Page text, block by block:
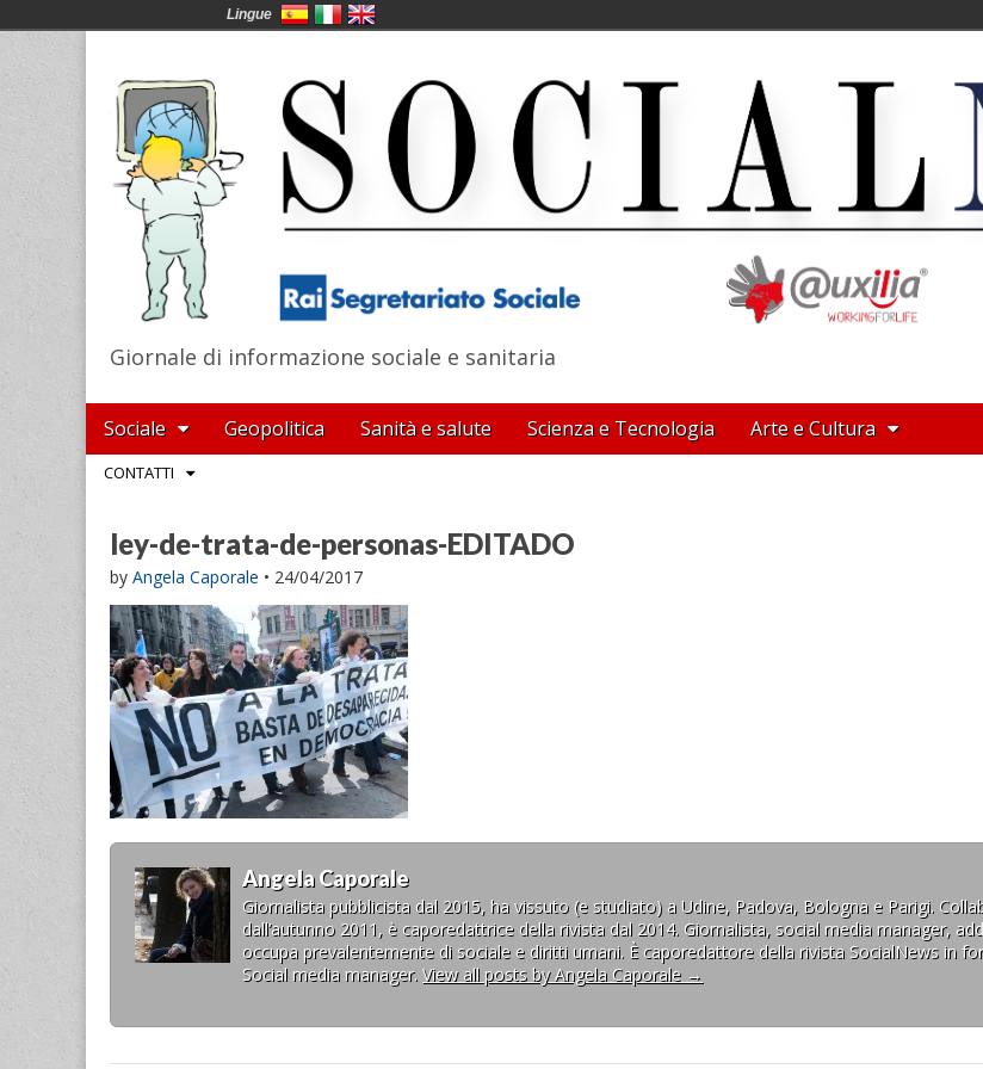
SocialNews
Giornale di informazione sociale e sanitaria
Main
menu
Skip
to
content
Sociale Geopolitica Sanità e salute Scienza e Tecnologia Arte e Cultura
SubCONTATTI
ley-de-trata-de-personas-EDITADO
by Angela Caporale • 24/04/2017
Angela Caporale
Giornalista pubblicista dal 2015, ha vissuto (e studiato) a Udine, Padova, Bologna e Parigi.
dall’autunno 2011, è caporedattrice della rivista dal 2014. Giornalista, social media manager,
occupa prevalentemente di sociale e diritti umani. È caporedattore della rivista SocialNews in
Social media manager. View all posts by Angela Caporale →
Lingue